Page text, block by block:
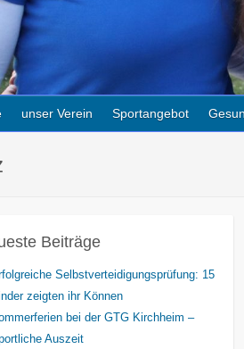
unser Verein Sportangebot
Beiträge
Selbstverteidigungsprüfung: 15
zeigten ihr Können
bei der GTG Kirchheim –
Auszeit